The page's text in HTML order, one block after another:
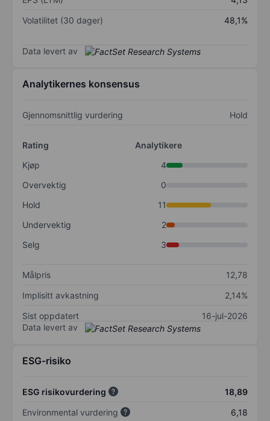
Volatilitet (30 dager)
48,1%
Data levert av
Analytikernes konsensus
Gjennomsnittlig vurdering Hold
Rating
Analytikere
Kjøp
4
Overvektig
0
Hold
11
Undervektig
2
Selg
3
Målpris
12,78
Implisitt avkastning
2,14%
Sist oppdatert
16-jul-2026
Data levert av
ESG-risiko
ESG risikovurdering
18,89
Environmental vurdering
6,18